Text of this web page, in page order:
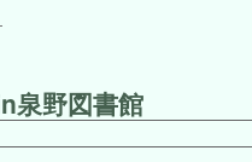
野図書館